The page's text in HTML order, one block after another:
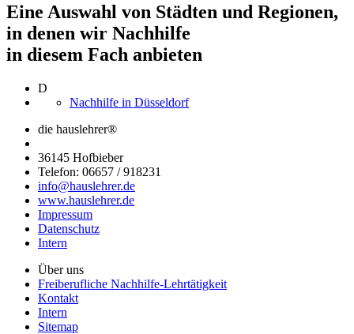
Eine Auswahl von Städten und Regionen,
in denen wir Nachhilfe
in diesem Fach anbieten
D
Nachhilfe in Düsseldorf
die hauslehrer®
36145 Hofbieber
Telefon: 06657 / 918231
info@hauslehrer.de
www.hauslehrer.de
Impressum
Datenschutz
Intern
Über uns
Freiberufliche Nachhilfe-Lehrtätigkeit
Kontakt
Intern
Sitemap